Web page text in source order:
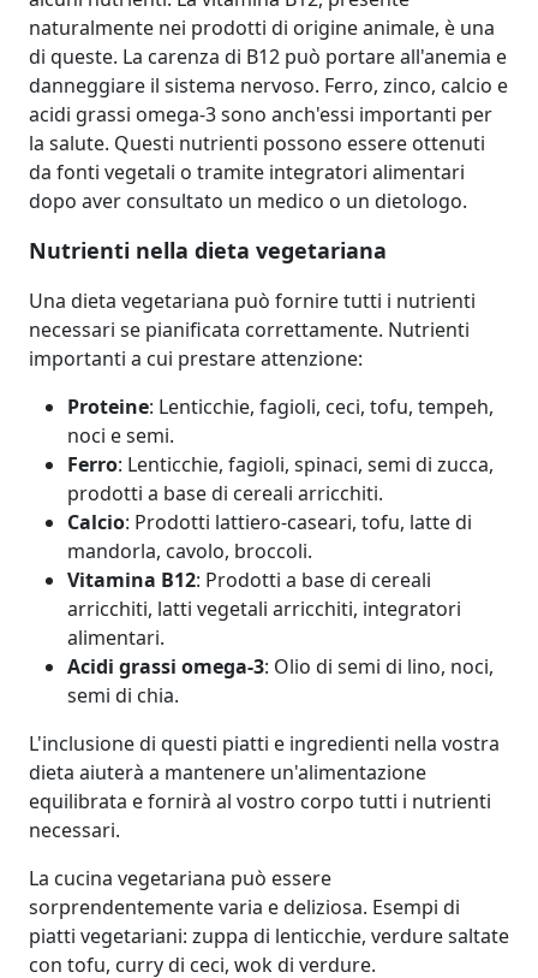
naturalmente nei prodotti di origine animale, è una
di queste. La carenza di B12 può portare all'anemia e
danneggiare il sistema nervoso. Ferro, zinco, calcio e
acidi grassi omega-3 sono anch'essi importanti per
la salute. Questi nutrienti possono essere ottenuti
da fonti vegetali o tramite integratori alimentari
dopo aver consultato un medico o un dietologo.
Nutrienti nella dieta vegetariana
Una dieta vegetariana può fornire tutti i nutrienti
necessari se pianificata correttamente. Nutrienti
importanti a cui prestare attenzione:
Proteine: Lenticchie, fagioli, ceci, tofu, tempeh,
noci e semi.
Ferro: Lenticchie, fagioli, spinaci, semi di zucca,
prodotti a base di cereali arricchiti.
Calcio: Prodotti lattiero-caseari, tofu, latte di
mandorla, cavolo, broccoli.
Vitamina B12: Prodotti a base di cereali
arricchiti, latti vegetali arricchiti, integratori
alimentari.
Acidi grassi omega-3: Olio di semi di lino, noci,
semi di chia.
L'inclusione di questi piatti e ingredienti nella vostra
dieta aiuterà a mantenere un'alimentazione
equilibrata e fornirà al vostro corpo tutti i nutrienti
necessari.
La cucina vegetariana può essere
sorprendentemente varia e deliziosa. Esempi di
piatti vegetariani: zuppa di lenticchie, verdure saltate
con tofu, curry di ceci, wok di verdure.